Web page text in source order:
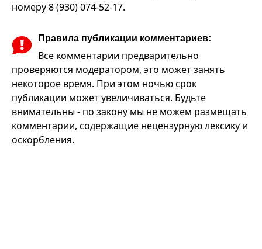
номеру 8 (930) 074-52-17.
Правила публикации комментариев:
Все комментарии предварительно
проверяются модератором, это может занять
некоторое время. При этом ночью срок
публикации может увеличиваться. Будьте
внимательны - по закону мы не можем размещать
комментарии, содержащие нецензурную лексику и
оскорбления.